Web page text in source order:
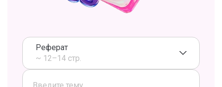
Реферат
~ 12–14 стр.